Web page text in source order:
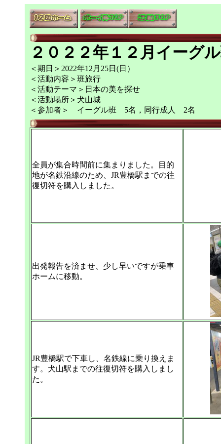
２０２２年１２月イーグ
＜期日＞2022年12月25日(日）
＜活動内容＞班旅行
＜活動テーマ＞日本の美を探せ
＜活動場所＞犬山城
＜参加者＞ イーグル班 5名，同行成人 2名
全員が集合時間前に集まりました。目的
地が名鉄沿線のため、JR豊橋駅までの往
復切符を購入しました。
出発報告を済ませ、少し早いですが乗車
ホームに移動。
JR豊橋駅で下車し、名鉄線に乗り換えま
す。犬山駅までの往復切符を購入しまし
た。